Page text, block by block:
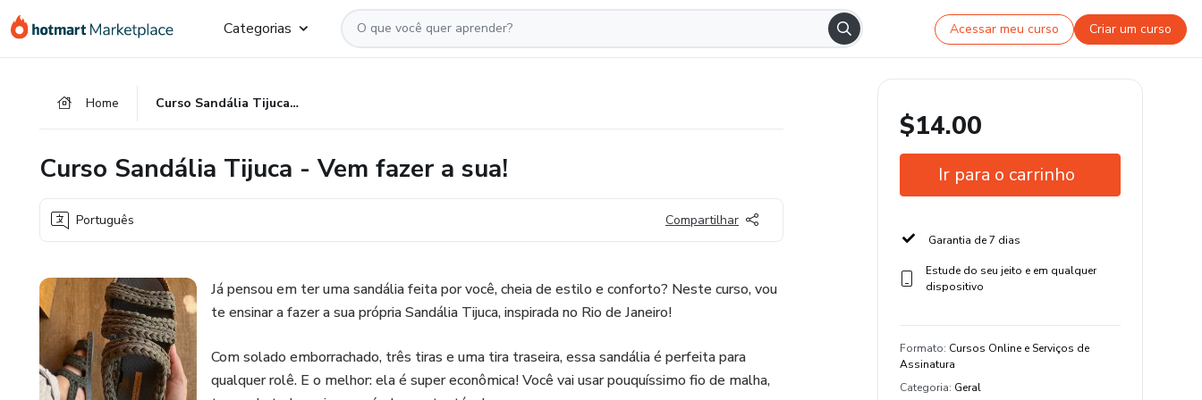
para
para
para
Categorias Acessar meu curso Criar um curso
Home Curso Sandália Tijuca - Vem fazer a sua!
Curso Sandália Tijuca - Vem fazer a sua!
Português Compartilhar
Já pensou em ter uma sandália feita por você, cheia de estilo e conforto? Neste curso, vou
te ensinar a fazer a sua própria Sandália Tijuca, inspirada no Rio de Janeiro!
Com solado emborrachado, três tiras e uma tira traseira, essa sandália é perfeita para
qualquer rolê. E o melhor: ela é super econômica! Você vai usar pouquíssimo fio de malha,
$14.00
Ir para o carrinho
Garantia de 7 dias
Estude do seu jeito e em qualquer
dispositivo
Formato: Cursos Online e Serviços de
Assinatura
Categoria: Geral